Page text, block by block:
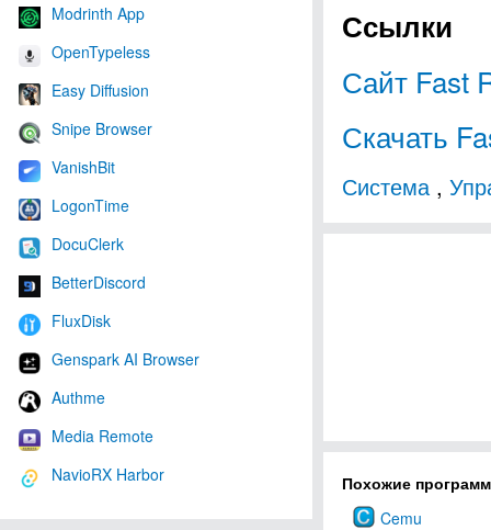
Modrinth App
OpenTypeless
Easy Diffusion
Snipe Browser
VanishBit
LogonTime
DocuClerk
BetterDiscord
FluxDisk
Genspark AI Browser
Authme
Media Remote
NavioRX Harbor
Ссылки
Сайт Fast
Скачать
Система,
Похожие
Cemu